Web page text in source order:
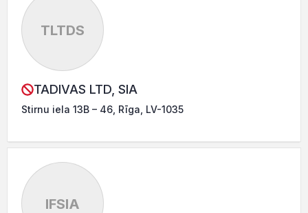
TLTDS
TADIVAS LTD, SIA
Stirnu iela 13B – 46, Rīga, LV-1035
IFSIA